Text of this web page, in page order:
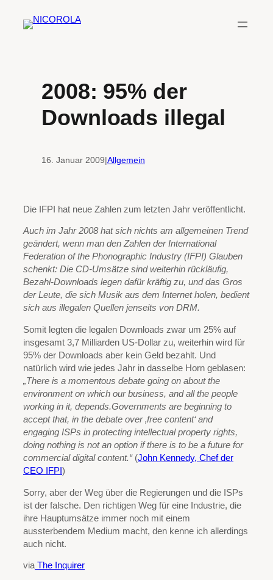
Inhalt
2008: 95% der
Downloads illegal
16. Januar 2009|Allgemein
Die IFPI hat neue Zahlen zum letzten Jahr veröffentlicht.
Auch im Jahr 2008 hat sich nichts am allgemeinen Trend
geändert, wenn man den Zahlen der International
Federation of the Phonographic Industry (IFPI) Glauben
schenkt: Die CD-Umsätze sind weiterhin rückläufig,
Bezahl-Downloads legen dafür kräftig zu, und das Gros
der Leute, die sich Musik aus dem Internet holen, bedient
sich aus illegalen Quellen jenseits von DRM.
Somit legten die legalen Downloads zwar um 25% auf
insgesamt 3,7 Milliarden US-Dollar zu, weiterhin wird für
95% der Downloads aber kein Geld bezahlt. Und
natürlich wird wie jedes Jahr in dasselbe Horn geblasen:
„There is a momentous debate going on about the
environment on which our business, and all the people
working in it, depends.Governments are beginning to
accept that, in the debate over ‚free content‘ and
engaging ISPs in protecting intellectual property rights,
doing nothing is not an option if there is to be a future for
commercial digital content.“(John Kennedy, Chef der
CEO IFPI )
Sorry, aber der Weg über die Regierungen und die ISPs
ist der falsche. Den richtigen Weg für eine Industrie, die
ihre Hauptumsätze immer noch mit einem
aussterbendem Medium macht, den kenne ich allerdings
auch nicht.
viaThe Inquirer